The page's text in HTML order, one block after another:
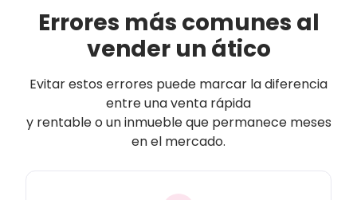
Errores más comunes al
vender un ático
Evitar estos errores puede marcar la diferencia
entre una venta rápida
y rentable o un inmueble que permanece meses
en el mercado.